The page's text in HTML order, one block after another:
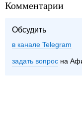
Комментарии
Обсудить
в канале Telegram
задать вопрос на